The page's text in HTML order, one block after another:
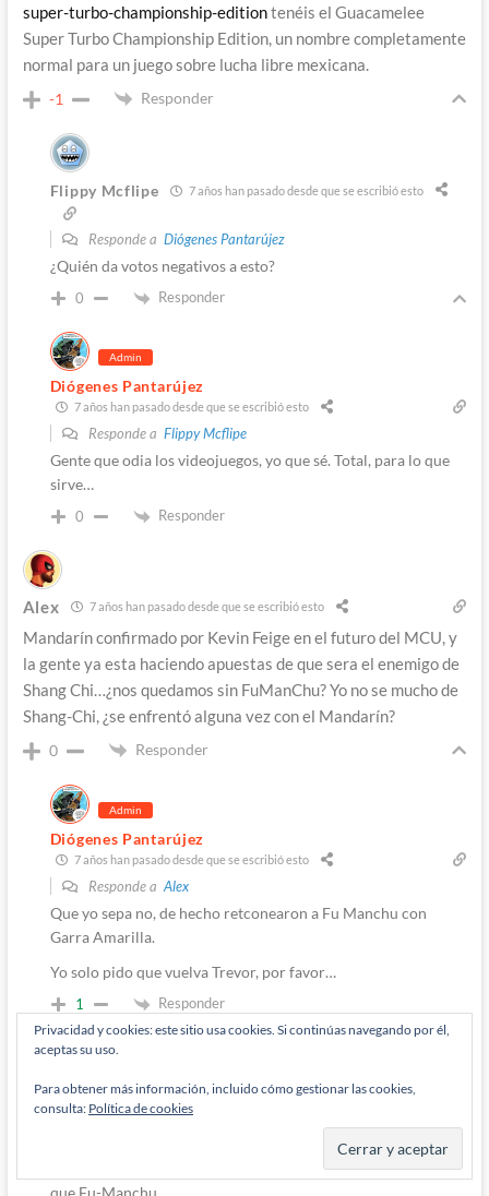
super-turbo-championship-editiontenéis el Guacamelee
Super Turbo Championship Edition, un nombre completamente
normal para un juego sobre lucha libre mexicana.
-1 Responder
Flippy Mcflipe 7 años han pasado desde que se escribió esto
Responde a Diógenes Pantarújez
¿Quién da votos negativos a esto?
0 Responder
Admin
Diógenes Pantarújez
7 años han pasado desde que se escribió esto
Responde a Flippy Mcflipe
Gente que odia los videojuegos, yo que sé. Total, para lo que
sirve…
0 Responder
Alex 7 años han pasado desde que se escribió esto
Mandarín confirmado por Kevin Feige en el futuro del MCU, y
la gente ya esta haciendo apuestas de que sera el enemigo de
Shang Chi…¿nos quedamos sin FuManChu? Yo no se mucho de
Shang-Chi, ¿se enfrentó alguna vez con el Mandarín?
0 Responder
Admin
Diógenes Pantarújez
7 años han pasado desde que se escribió esto
Responde a Alex
Que yo sepa no, de hecho retconearon a Fu Manchu con
Garra Amarilla.
Yo solo pido que vuelva Trevor, por favor…
1 Responder
M'Rabo Mhulargo 7 años han pasado desde que se escribió esto
Deben pensar que Mandarin suena menos «problematico»
que Fu-Manchu
Privacidad y cookies: este sitio usa cookies. Si continúas navegando por él,
aceptas su uso.
Para obtener más información, incluido cómo gestionar las cookies,
consulta: Política de cookies